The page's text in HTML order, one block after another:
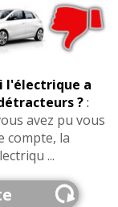
l'électrique a
?:
avez pu vous
compte, la
...